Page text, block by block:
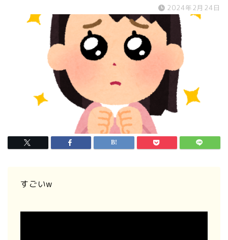
2024年2月24日
すごいw